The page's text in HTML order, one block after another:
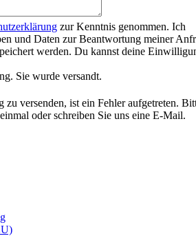
zur Kenntnis genommen. Ich
und Daten zur Beantwortung meiner
werden. Du kannst deine
Sie wurde versandt.
versenden, ist ein Fehler aufgetreten.
oder schreiben Sie uns eine E-Mail.